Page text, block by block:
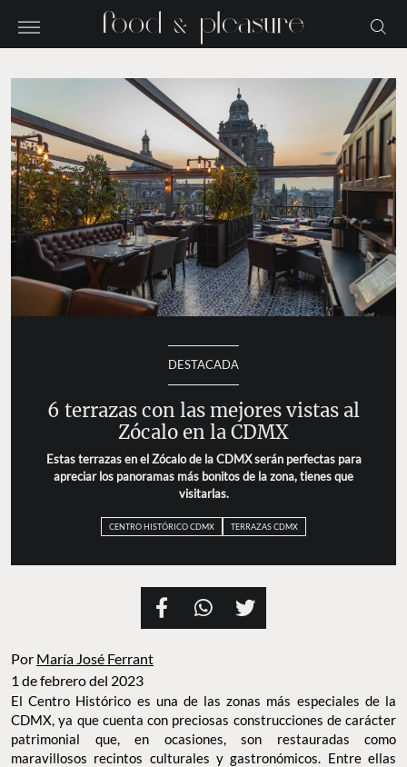
DESTACADA
6 terrazas con las mejores vistas al
Zócalo en la CDMX
Estas terrazas en el Zócalo de la CDMX serán perfectas para
apreciar los panoramas más bonitos de la zona, tienes que
visitarlas.
CENTRO HISTÓRICO CDMX TERRAZAS CDMX
Por María José Ferrant
1 de febrero del 2023
El Centro Histórico es una de las zonas más especiales de la
CDMX, ya que cuenta con preciosas construcciones de carácter
patrimonial que, en ocasiones, son restauradas como
maravillosos recintos culturales y gastronómicos. Entre ellas